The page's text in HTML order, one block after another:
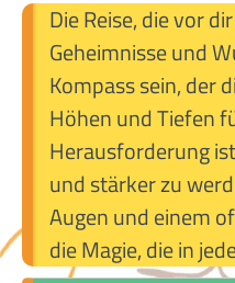
Die Reise, die vor
Geheimnisse und
Kompass sein, der
Höhen und Tiefen
Herausforderung
und stärker zu
Augen und einem
die Magie, die in